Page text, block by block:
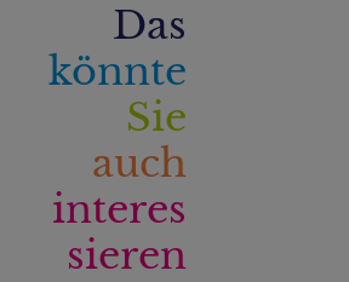
Das
könnte
Sie
auch
interes
sieren